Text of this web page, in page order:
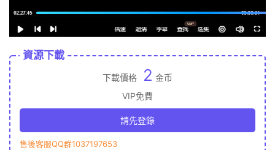
資源下載
下載價格 2 金币
VIP免費
請先登錄
售後客服QQ群1037197653